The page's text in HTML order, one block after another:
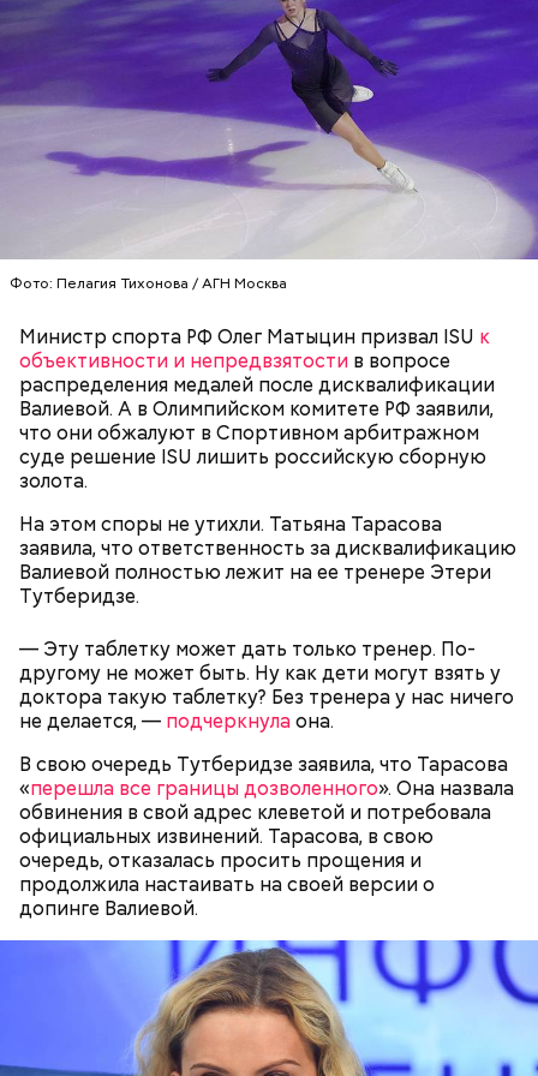
Фото: Пелагия Тихонова / АГН Москва
Министр спорта РФ Олег Матыцин призвал ISU к
объективности и непредвзятости в вопросе
распределения медалей после дисквалификации
Валиевой. А в Олимпийском комитете РФ заявили,
что они обжалуют в Спортивном арбитражном
суде решение ISU лишить российскую сборную
золота.
На этом споры не утихли. Татьяна Тарасова
заявила, что ответственность за дисквалификацию
Валиевой полностью лежит на ее тренере Этери
Тутберидзе.
— Эту таблетку может дать только тренер. По-
другому не может быть. Ну как дети могут взять у
доктора такую таблетку? Без тренера у нас ничего
не делается, — подчеркнулаона.
В свою очередь Тутберидзе заявила, что Тарасова
«перешла все границы дозволенного». Она назвала
обвинения в свой адрес клеветой и потребовала
официальных извинений. Тарасова, в свою
очередь, отказалась просить прощения и
продолжила настаивать на своей версии о
допинге Валиевой.
Также Миссюра пытался отравить брата девушки,
своего дядю и еще одного родственника. Он
напитки и даже святую воду из храма.
— Он также приносил в дом воду из святого
источника, у нее был специфический запах. Воду
вылили, на раковине остались пятна, похожие на
следы от кислотного ожога, — вспоминалдядя
Миссюрыв беседе со следователями.
Месть отчиму и любовь к сестре